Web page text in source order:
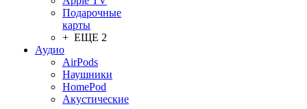
Подарочные
карты
+ ЕЩЕ 2
Аудио
AirPods
Наушники
HomePod
Акустические